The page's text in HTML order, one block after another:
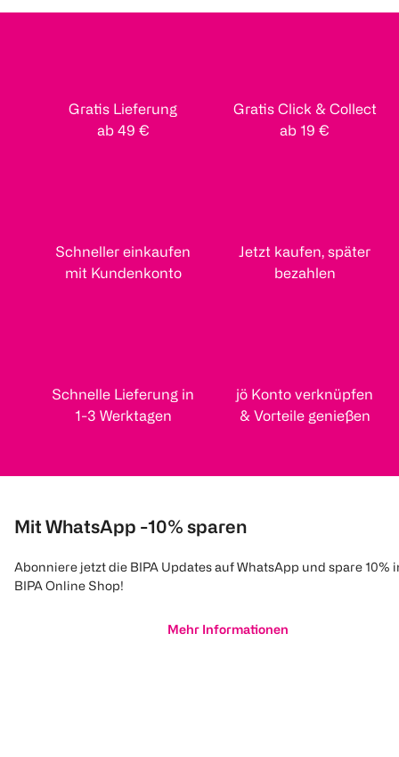
Gratis Lieferung
ab 49 €
Gratis Click & Collect
ab 19 €
Schneller einkaufen
mit Kundenkonto
Jetzt kaufen, später
bezahlen
Schnelle Lieferung in
1-3 Werktagen
jö Konto verknüpfen
& Vorteile genießen
Mit WhatsApp -10% sparen
Abonniere jetzt die BIPA Updates auf WhatsApp und spare 10%
BIPA Online Shop!
Mehr Informationen